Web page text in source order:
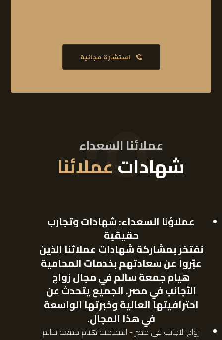
استشارة مجانية
٠٥
عملائنا السعداء
شهاداتعملائنا
عملاؤنا السعداء: شهادات وتجارب
حقيقية
نفتخر بمشاركة شهادات عملائنا الذين
عبّروا عن سعادتهم بخدماتالمحامية
هيام جمعة سالمفي مجالزواج
الأجانب في مصر. الجميع يتحدث عن
احترافيتها العالية وخبرتها الواسعة
في هذا المجال.
زواج الاجانب فى مصر - المحاميه هيام جمعه سالم